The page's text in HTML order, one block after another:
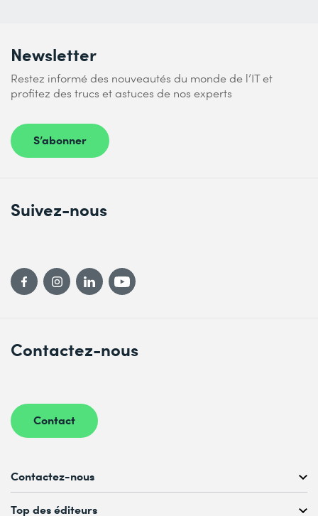
Newsletter
Restez informé des nouveautés du monde de l’IT et
profitez des trucs et astuces de nos experts
S’abonner
Contactez-nous
Contact
Suivez-nous
Contactez-nous
Conseil personnalisé au
Top des éditeurs